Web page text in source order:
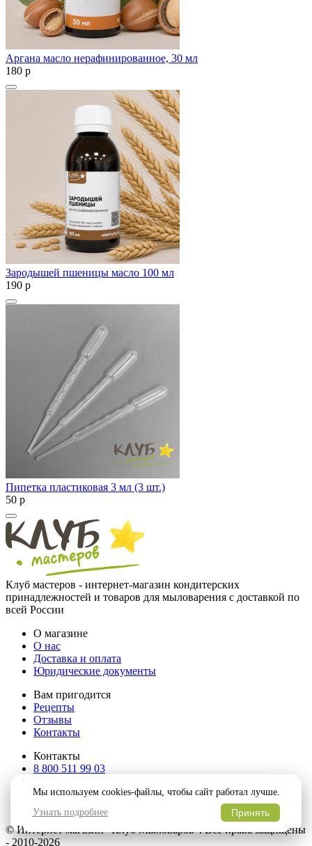
Аргана масло нерафинированное, 30 мл
180 p
Зародышей пшеницы масло 100 мл
190 p
Пипетка пластиковая 3 мл (3 шт.)
50 p
Клуб мастеров - интернет-магазин кондитерских
принадлежностей и товаров для мыловарения с доставкой по
всей России
О магазине
О нас
Доставка и оплата
Юридические документы
Вам пригодится
Рецепты
Отзывы
Контакты
Контакты
8 800 511 99 03
hello@klubmaster.ru
г. Пермь, ул. Пушкина, 109
© Интернет магазин "Клуб Мыловаров". Все права защищены
- 2010-2026
Мы используем cookies-файлы, чтобы сайт работал лучше.
Узнать подробнее
Принять